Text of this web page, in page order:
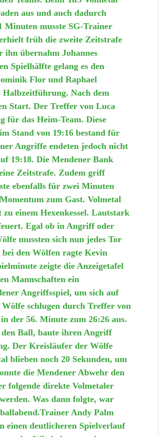
aus und auch dadurch
Minuten musste SG-Trainer
früh die zweite Zeitstrafe
ihn übernahm Johannes
Spielhälfte gelang es den
Flor und Raphael
Halbzeitführung. Nach dem
Start. Der Treffer von Luca
für das Heim-Team. Diese
Stand von 19:16 bestand für
Angriffe endeten jedoch nicht
19:18. Die Mendener Bank
Zeitstrafe. Zudem griff
ebenfalls für zwei Minuten
zum Gast. Volmetal
einem Hexenkessel. Lautstark
Egal ob in Angriff oder
mussten sich nun jedes Tor
den Wölfen ragte Kevin
zeigte die Anzeigetafel
Mannschaften ein
Angriffsspiel, um sich auf
schlugen durch Treffer von
der 56. Minute zum 26:26 aus.
den Ball, baute ihren Angriff
Der Kreisläufer der Wölfe
blieben noch 20 Sekunden, um
die Mendener Abwehr den
folgende direkte Volmetaler
Was dann folgte, war
Andy Palm
einen deutlicheren Spielverlauf